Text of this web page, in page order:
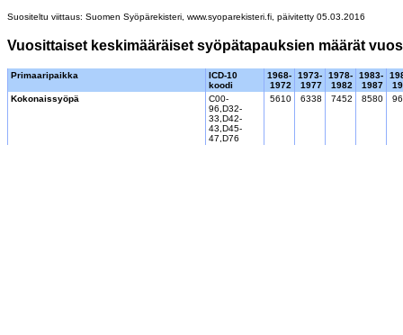
Suositeltu viittaus: Suomen Syöpärekisteri, www.syoparekisteri.fi, päivitetty 05.03.2016
Vuosittaiset keskimääräiset syöpätapauksien määrät
Primaaripaikka
ICD-10
koodi
1968-
1972
1973-
1977
1978-
1982
1983-
1987
Kokonaissyöpä
C00-
96,D32-
33,D42-
43,D45-
47,D76
5610 6338 7452 8580